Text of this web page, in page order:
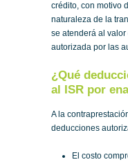
crédito, con motivo
naturaleza de la
se atenderá al
autorizada por las
¿Qué
al ISR por
A la
deducciones
El costo